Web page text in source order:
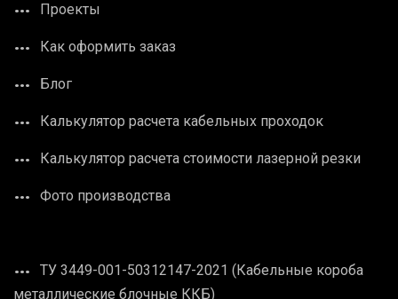
Проекты
Как оформить заказ
Блог
Калькулятор расчета кабельных проходок
Калькулятор расчета стоимости лазерной резки
Фото производства
ТУ 3449-001-50312147-2021 (Кабельные короба
металлические блочные ККБ)